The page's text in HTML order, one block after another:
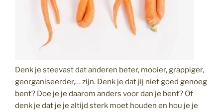
Denk je steevast dat anderen beter, mooier, grappiger,
georganiseerder,… zijn. Denk je dat jij niet goed genoeg
bent? Doe je je daarom anders voor dan je bent? Of
denk je dat je je altijd sterk moet houden en hou je je